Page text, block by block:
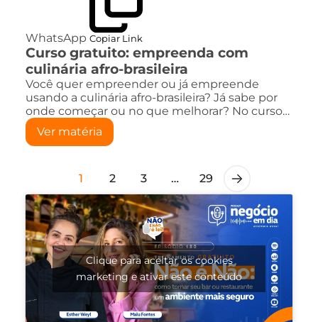
WhatsApp Copiar Link
Curso gratuito: empreenda com
culinária afro-brasileira
Você quer empreender ou já empreende
usando a culinária afro-brasileira? Já sabe por
onde começar ou no que melhorar? No curso…
Ver matéria
1 2 3 … 29
Clique para aceitar os cookies
marketing e ativar este conteúdo